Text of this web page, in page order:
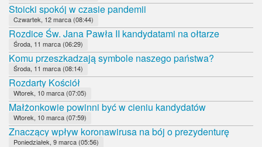
Stoicki spokój w czasie pandemii
Czwartek, 12 marca (08:44)
Rozdice Św. Jana Pawła II kandydatami na ołtarze
Środa, 11 marca (06:29)
Komu przeszkadzają symbole naszego państwa?
Środa, 11 marca (08:14)
Rozdarty Kościół
Wtorek, 10 marca (07:05)
Małżonkowie powinni być w cieniu kandydatów
Wtorek, 10 marca (07:59)
Znaczący wpływ koronawirusa na bój o prezydenturę
Poniedziałek, 9 marca (05:56)